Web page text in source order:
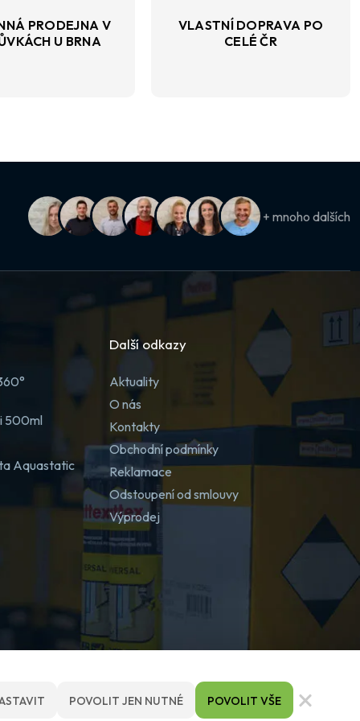
PRODEJNA V
U BRNA
VLASTNÍ DOPRAVA PO
CELÉ ČR
+ mnoho dalších
500ml
Aquastatic
Další odkazy
Aktuality
O nás
Kontakty
Obchodní podmínky
Reklamace
Odstoupení od smlouvy
Výprodej
POVOLIT JEN NUTNÉ POVOLIT VŠE